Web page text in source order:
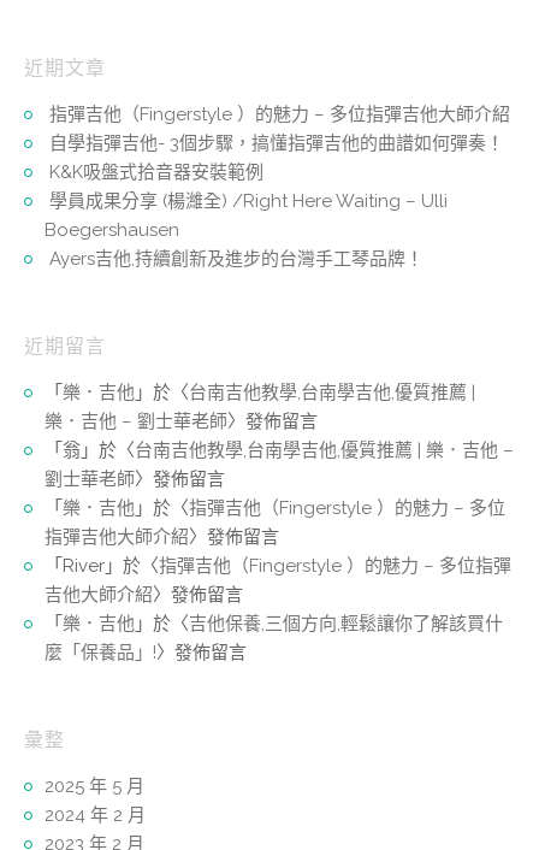
近期文章
指彈吉他（Fingerstyle ）的魅力 – 多位指彈吉他大師介紹
自學指彈吉他- 3個步驟，搞懂指彈吉他的曲譜如何彈奏！
K&K吸盤式拾音器安裝範例
學員成果分享 (楊濰全) /Right Here Waiting – Ulli
Boegershausen
Ayers吉他,持續創新及進步的台灣手工琴品牌！
近期留言
「 樂．吉他 」於〈台南吉他教學,台南學吉他,優質推薦 |
樂．吉他 – 劉士華老師〉發佈留言
「 翁 」於〈台南吉他教學,台南學吉他,優質推薦 | 樂．吉他 –
劉士華老師〉發佈留言
「 樂．吉他 」於〈指彈吉他（Fingerstyle ）的魅力 – 多位
指彈吉他大師介紹〉發佈留言
「 River 」於〈指彈吉他（Fingerstyle ）的魅力 – 多位指彈
吉他大師介紹〉發佈留言
「 樂．吉他 」於〈吉他保養,三個方向,輕鬆讓你了解該買什
麼「保養品」!〉發佈留言
彙整
2025 年 5 月
2024 年 2 月
2023 年 2 月